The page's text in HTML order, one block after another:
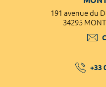
191 avenue du
34295
+33